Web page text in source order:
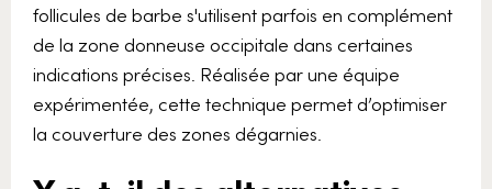
follicules de barbe s'utilisent parfois en complément
de la zone donneuse occipitale dans certaines
indications précises. Réalisée par une équipe
expérimentée, cette technique permet d’optimiser
la couverture des zones dégarnies.